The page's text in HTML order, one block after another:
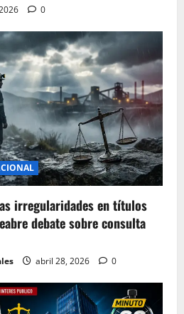
0
irregularidades en títulos
debate sobre consulta
abril 28, 2026 0